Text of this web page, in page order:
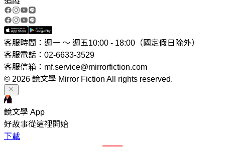
客服時間：週一 ～ 週五10:00 - 18:00（國定假日除外）
客服電話：02-6633-3529
客服信箱：mf.service@mirrorfiction.com
© 2026 鏡文學 Mirror Fiction All rights reserved.
鏡文學 App
好故事從這裡開始
下載